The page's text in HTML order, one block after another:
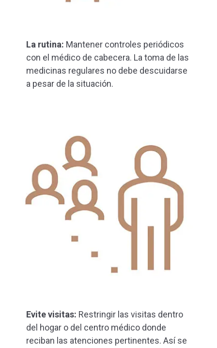
La rutina: Mantener controles periódicos
con el médico de cabecera. La toma de las
medicinas regulares no debe descuidarse
a pesar de la situación.
Evite visitas: Restringir las visitas dentro
del hogar o del centro médico donde
reciban las atenciones pertinentes. Así se